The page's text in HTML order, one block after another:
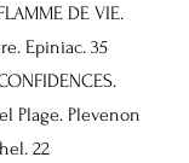
DE VIE.
Epiniac. 35
Plage. Plevenon
22